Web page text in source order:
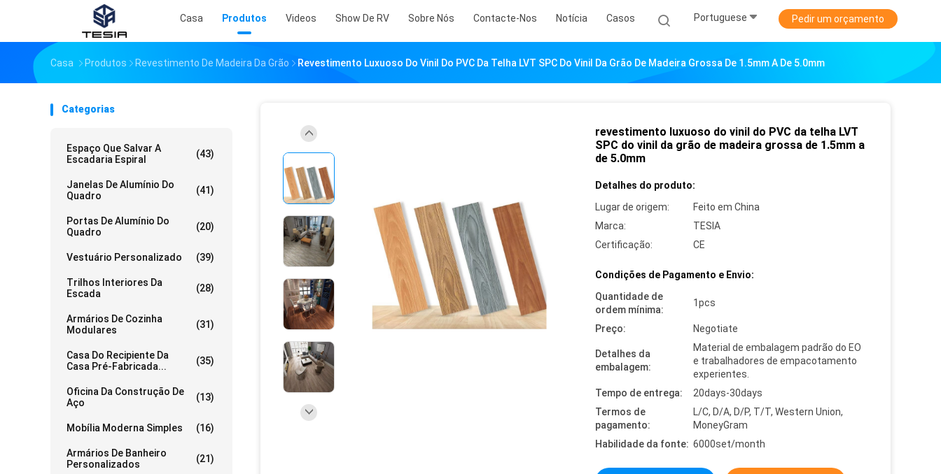
Casa Produtos Videos Show De RV Sobre Nós Contacte-Nos Notícia Casos Portuguese Pedir um orçamento
Casa Produtos Revestimento De Madeira Da Grão Revestimento Luxuoso Do Vinil Do PVC Da Telha LVT SPC Do Vinil Da Grão De Madeira Grossa De 1.5mm A De 5.0mm
Categorias
Espaço Que Salvar A
Escadaria Espiral
(43)
Janelas De Alumínio Do
Quadro
(41)
Portas De Alumínio Do
Quadro
(20)
Vestuário Personalizado (39)
Trilhos Interiores Da
Escada
(28)
Armários De Cozinha
Modulares
(31)
Casa Do Recipiente Da
Casa Pré-Fabricada...
(35)
Oficina Da Construção De
Aço
(13)
Mobília Moderna Simples (16)
Armários De Banheiro
Personalizados
(21)
revestimento luxuoso do vinil do PVC da telha LVT
SPC do vinil da grão de madeira grossa de 1.5mm a
de 5.0mm
Detalhes do produto:
Lugar de origem:
Feito em China
Marca:
TESIA
Certificação:
CE
Condições de Pagamento e Envio:
Quantidade de
ordem mínima:
1pcs
Preço: Negotiate
Detalhes da
embalagem:
Material de embalagem padrão do EO
e trabalhadores de empacotamento
experientes.
Tempo de entrega:
20days-30days
Termos de
pagamento:
L/C, D/A, D/P, T/T, Western Union,
MoneyGram
Habilidade da fonte: 6000set/month